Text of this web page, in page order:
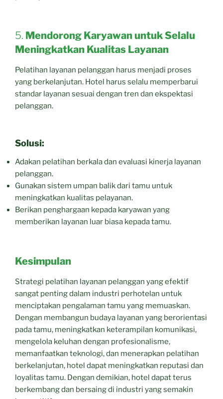
5. Mendorong Karyawan untuk Selalu
Meningkatkan Kualitas Layanan
Pelatihan layanan pelanggan harus menjadi proses
yang berkelanjutan. Hotel harus selalu memperbarui
standar layanan sesuai dengan tren dan ekspektasi
pelanggan.
Solusi:
Adakan pelatihan berkala dan evaluasi kinerja layanan
pelanggan.
Gunakan sistem umpan balik dari tamu untuk
meningkatkan kualitas pelayanan.
Berikan penghargaan kepada karyawan yang
memberikan layanan luar biasa kepada tamu.
Kesimpulan
Strategi pelatihan layanan pelanggan yang efektif
sangat penting dalam industri perhotelan untuk
menciptakan pengalaman tamu yang memuaskan.
Dengan membangun budaya layanan yang berorientasi
pada tamu, meningkatkan keterampilan komunikasi,
mengelola keluhan dengan profesionalisme,
memanfaatkan teknologi, dan menerapkan pelatihan
berkelanjutan, hotel dapat meningkatkan reputasi dan
loyalitas tamu. Dengan demikian, hotel dapat terus
berkembang dan bersaing di industri yang semakin